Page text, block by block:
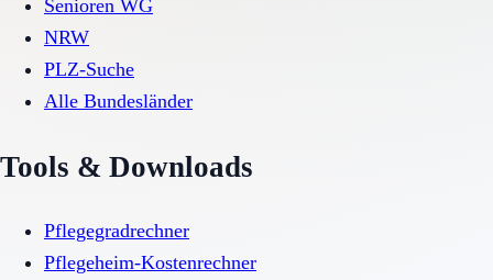
Senioren WG
NRW
PLZ-Suche
Alle Bundesländer
Tools & Downloads
Pflegegradrechner
Pflegeheim-Kostenrechner